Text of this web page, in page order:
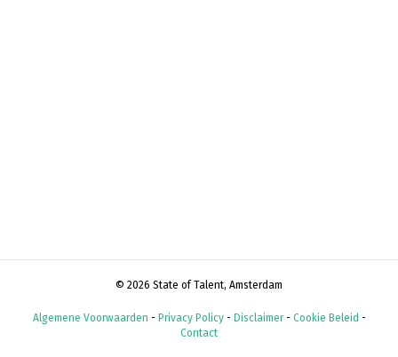
© 2026 State of Talent, Amsterdam
Algemene Voorwaarden - Privacy Policy- Disclaimer- Cookie Beleid -
Contact